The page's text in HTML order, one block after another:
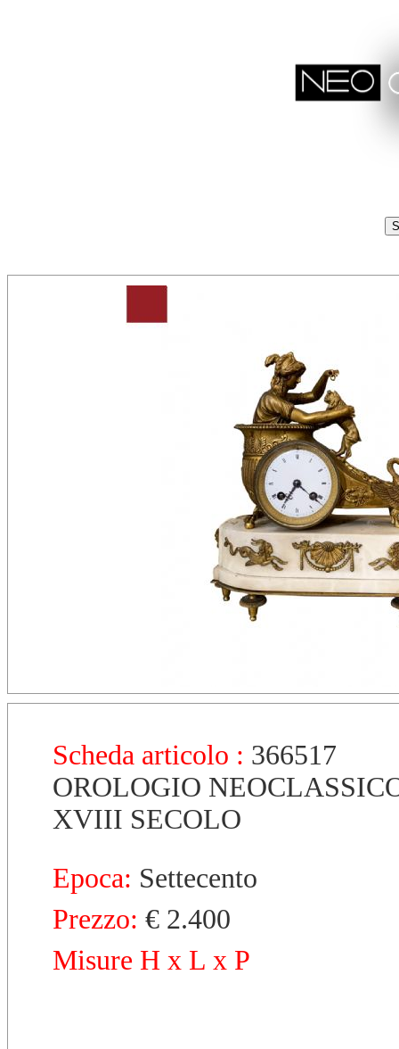
Scheda articolo : 366517
OROLOGIO
XVIII SECOLO
Epoca: Settecento
Prezzo: € 2.400
Misure H x L x P